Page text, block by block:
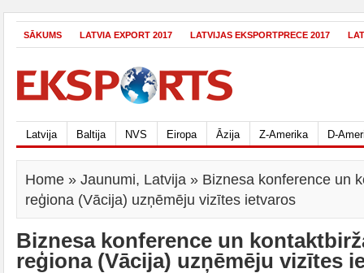
SĀKUMS LATVIA EXPORT 2017 LATVIJAS EKSPORTPRECE 2017
Latvija Baltija NVS Eiropa Āzija Z-Amerika D-
Home » Jaunumi, Latvija » Biznesa konference un
reģiona (Vācija) uzņēmēju vizītes ietvaros
Biznesa konference un
reģiona (Vācija) uzņēmēju vizītes